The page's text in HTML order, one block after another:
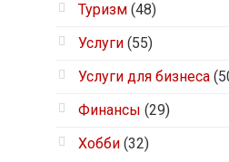
Туризм (48)
Услуги (55)
Услуги для бизнеса
Финансы (29)
Хобби (32)